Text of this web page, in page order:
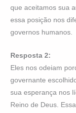
que aceitamos sua
essa posição nos
governos humanos.
Resposta 2:
Eles nos odeiam
governante
sua esperança nos
Reino de Deus.